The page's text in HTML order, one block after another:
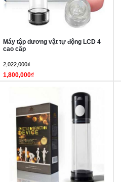
Máy tập dương vật tự động LCD 4
cao cấp
2,022,000₫
1,800,000₫